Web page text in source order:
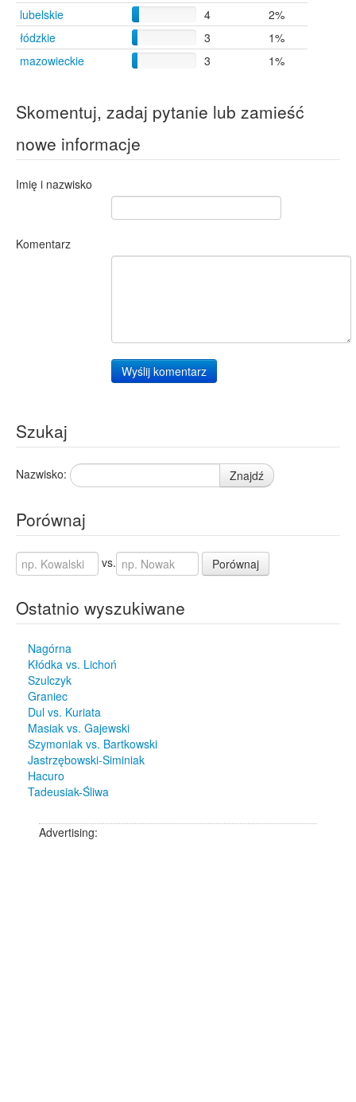
Łódź
Poznań
3
Warszawa
Chodzież
Końskie
Mierków
lubelskie
4
2%
łódzkie
3
1%
mazowieckie
3 1%
Skomentuj, zadaj pytanie lub zamieść
nowe informacje
Imię i nazwisko
Komentarz
Wyślij komentarz
Szukaj
Nazwisko: Znajdź
Porównaj
vs. Porównaj
Ostatnio wyszukiwane
Nagórna
Kłódka vs. Lichoń
Szulczyk
Graniec
Dul vs. Kuriata
Masiak vs. Gajewski
Szymoniak vs. Bartkowski
Jastrzębowski-Siminiak
Hacuro
Tadeusiak-Śliwa
Advertising: